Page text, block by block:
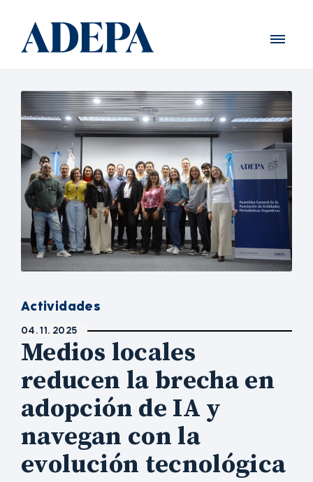
Actividades
04. 11. 2025
Medios locales
reducen la brecha en
adopción de IA y
navegan con la
evolución tecnológica